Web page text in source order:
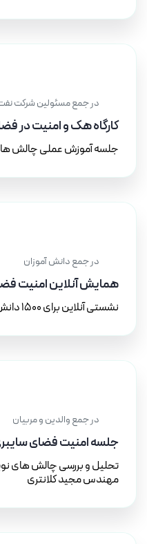
در جمع مسئولین شرکت
کارگاه هک و امنیت در
جلسه آموزش عملی چالش
در جمع دانش آموزان
همایش آنلاین امنیت
نشستی آنلاین برای 1500 دانش آموز سراسر کشور
در جمع والدین و مربیان
جلسه امنیت فضای
تحلیل و بررسی چالش های
مهندس مجید کلانتری